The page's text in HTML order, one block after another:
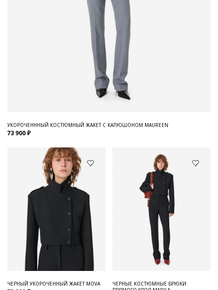
УКОРОЧЕНННЫЙ КОСТЮМНЫЙ ЖАКЕТ С КАПЮШОНОМ MAUREEN
73 900 ₽
ЧЕРНЫЙ УКОРОЧЕННЫЙ ЖАКЕТ MOVA
ЧЕРНЫЕ КОСТЮМНЫЕ БРЮКИ